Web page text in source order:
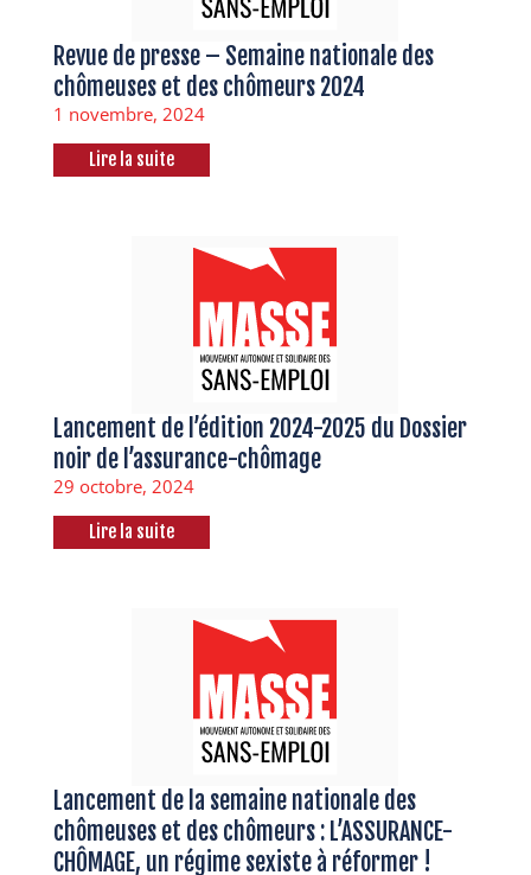
Revue de presse – Semaine nationale des
chômeuses et des chômeurs 2024
1 novembre, 2024
Lire la suite
Lancement de l’édition 2024-2025 du Dossier
noir de l’assurance-chômage
29 octobre, 2024
Lire la suite
Lancement de la semaine nationale des
chômeuses et des chômeurs : L’ASSURANCE-
CHÔMAGE, un régime sexiste à réformer !